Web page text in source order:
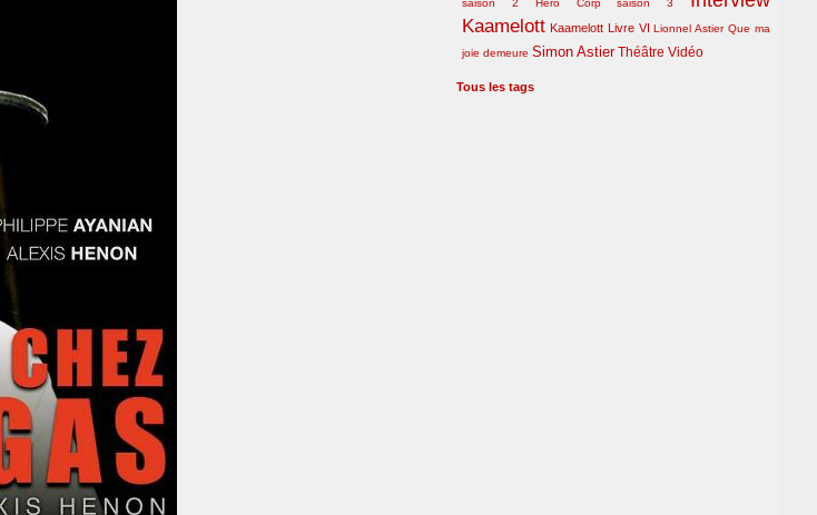
saison 2 Hero Corp saison 3
Kaamelott Kaamelott Livre VI Lionnel Astier Que ma
joie demeure Simon Astier Théâtre Vidéo
Tous les tags